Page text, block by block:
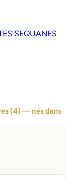
SEQUANES
(4) — nés dans